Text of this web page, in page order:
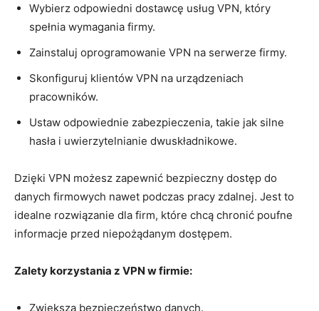
Wybierz odpowiedni‍ dostawcę usług VPN, który
spełnia wymagania firmy.
Zainstaluj oprogramowanie VPN na serwerze firmy.
Skonfiguruj klientów VPN ‌na ‍urządzeniach
pracowników.
Ustaw odpowiednie zabezpieczenia, takie jak silne
hasła i uwierzytelnianie dwuskładnikowe.
Dzięki VPN możesz zapewnić bezpieczny dostęp ‍do
danych firmowych⁢ nawet⁢ podczas pracy zdalnej. Jest to
idealne rozwiązanie dla firm, które chcą chronić poufne
informacje ​przed niepożądanym dostępem.
Zalety​ korzystania z ‌VPN w firmie:
Zwiększa‍ bezpieczeństwo danych.